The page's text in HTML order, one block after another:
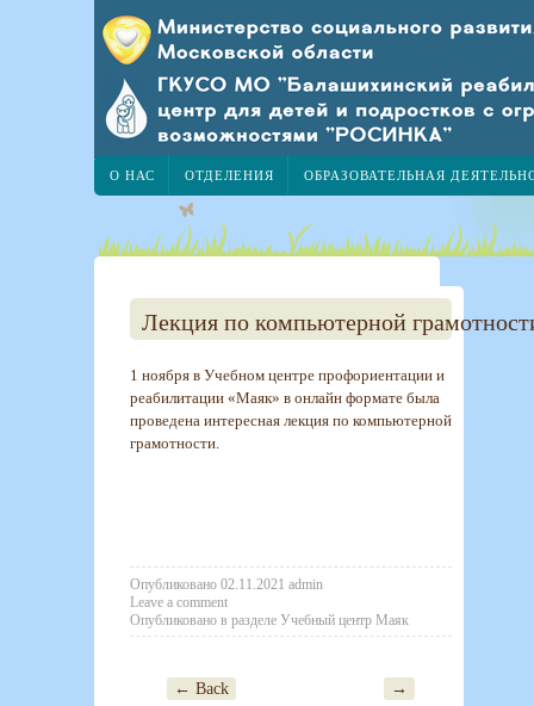
О НАС ОТДЕЛЕНИЯ ОБРАЗОВАТЕЛЬНАЯ
Лекция по компьютерной
1 ноября в Учебном центре профориентации и
реабилитации «Маяк» в онлайн формате была
проведена интересная лекция по компьютерной
грамотности.
Опубликовано 02.11.2021 admin
Leave a comment
Опубликовано в разделе Учебный центр Маяк
Post navigation
← Back →